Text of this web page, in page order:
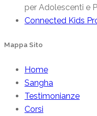
per Adolescenti e
Connected Kids
Mappa Sito
Home
Sangha
Testimonianze
Corsi